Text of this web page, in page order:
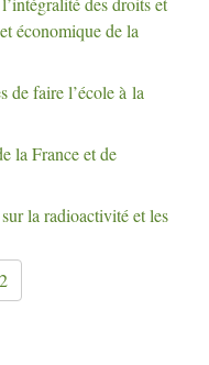
économique de la
de faire l’école à la
la France et de
la radioactivité et les